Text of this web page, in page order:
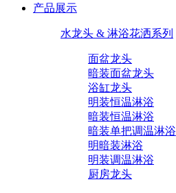
产品展示
水龙头 & 淋浴花洒系列
面盆龙头
暗装面盆龙头
浴缸龙头
明装恒温淋浴
暗装恒温淋浴
暗装单把调温淋浴
明暗装淋浴
明装调温淋浴
厨房龙头